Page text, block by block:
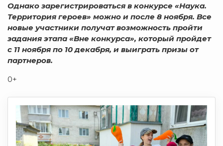
Однако зарегистрироваться в конкурсе «Наука.
Территория героев» можно и после 8 ноября. Все
новые участники получат возможность пройти
задания этапа «Вне конкурса», который пройдет
с 11 ноября по 10 декабря, и выиграть призы от
партнеров.
0+